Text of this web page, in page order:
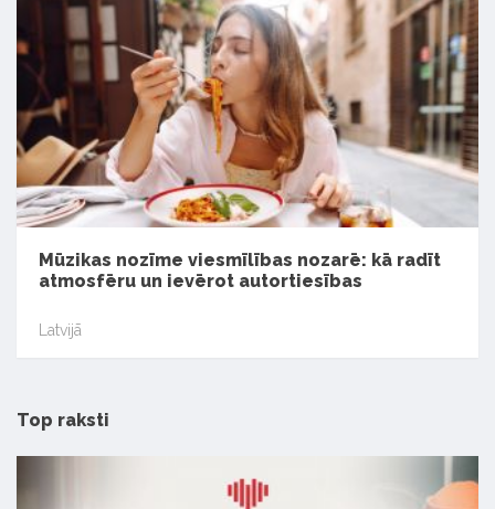
Mūzikas nozīme viesmīlības nozarē: kā radīt
atmosfēru un ievērot autortiesības
Latvijā
Top raksti